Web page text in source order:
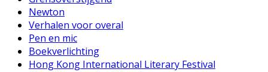
Newton
Verhalen voor overal
Pen en mic
Boekverlichting
Hong Kong International Literary Festival